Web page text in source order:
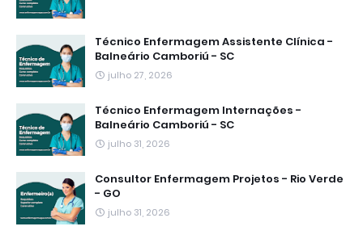
Técnico Enfermagem Assistente Clínica -
Balneário Camboriú - SC
julho 27, 2026
Técnico Enfermagem Internações -
Balneário Camboriú - SC
julho 31, 2026
Consultor Enfermagem Projetos - Rio Verde
- GO
julho 31, 2026